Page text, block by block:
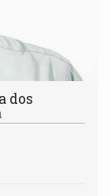
dos